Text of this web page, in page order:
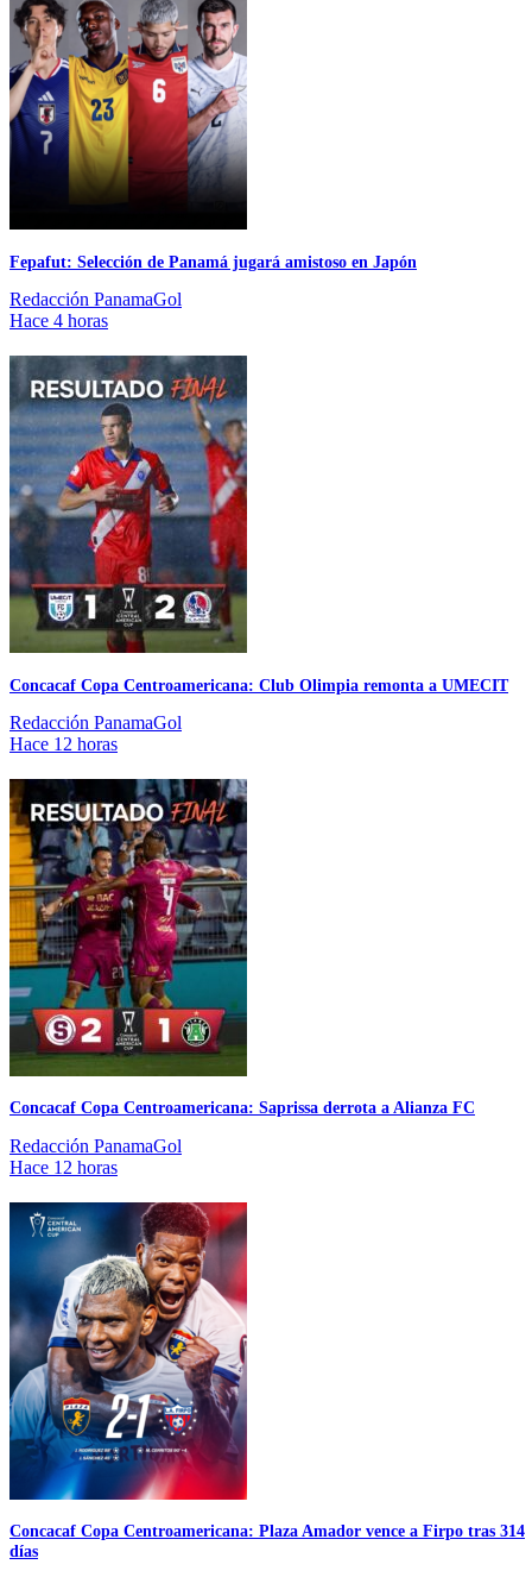
Fepafut: Selección de Panamá jugará amistoso en Japón
Redacción PanamaGol
Hace 4 horas
Concacaf Copa Centroamericana: Club Olimpia remonta a UMECIT
Redacción PanamaGol
Hace 12 horas
Concacaf Copa Centroamericana: Saprissa derrota a Alianza FC
Redacción PanamaGol
Hace 12 horas
Concacaf Copa Centroamericana: Plaza Amador vence a Firpo tras 314
días